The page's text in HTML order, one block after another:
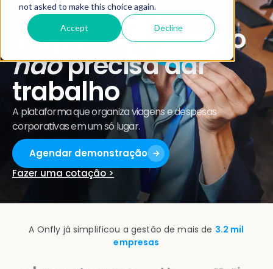
not asked to make this choice again.
Accept Decline
Viagem a trabalho
nãoprecisa dar
trabalho
A plataforma que organiza viagens e despesas
corporativas em um só lugar.
Agendar demonstração
Fazer uma cotação >
A Onfly já simplificou a gestão de mais de 3.2 mil
empresas